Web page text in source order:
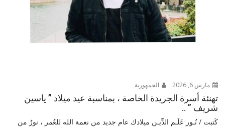
مارس 6, 2026 الجمهورية
تهنئة أسرة الجريدة الخاصة ، بمناسبة عيد ميلاد ” ياسين
شريف ” ..
كَتبت / نُـور عَلَـم الدِّيـن ميلادك عام جديد من نعمة الله للعُمر ، نورٌ من